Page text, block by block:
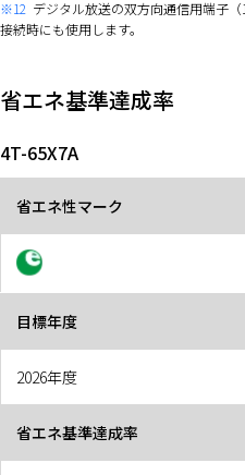
※12 デジタル放送の双方向通信用端子（
接続時にも使用します。
省エネ基準達成率
4T-65X7A
省エネ性マーク
目標年度
2026年度
省エネ基準達成率